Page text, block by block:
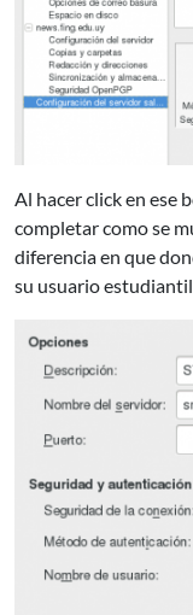
Al hacer click en ese
completar como se
diferencia en que
su usuario